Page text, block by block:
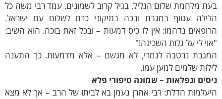
מלחמת שלום הגליל, בגיל קרוב לשמונים, עמד רבי משה כל
עטוף במגבת ובכה בתיקוני כרת לשלום עם ישראל.
נדהמו: אין לו כיס דמעות – ובכל זאת בוכה. הוא השיב:
לי על גלות השכינה!"
נרטבה לגמרי, לא מגשם – אלא מדמעות. כך התענה
שלמים למען עמו.
ונפלאות – שמונה סיפורי פלא
הדלת: רבי אהרן נעמן בא לביתו של הרב – אך לא מצא